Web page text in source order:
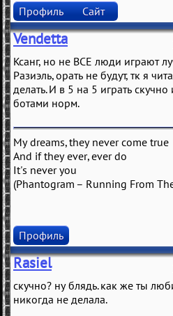
Профиль Сайт
Vendetta
Ксанг, но не ВСЕ люди играют
Разиэль, орать не будут, тк я
делать. И в 5 на 5 играть
ботами норм.
My dreams, they never come true
And if they ever, ever do
It's never you
(Phantogram – Running From
Профиль
Rasiel
скучно? ну блядь. как же ты
никогда не делала.